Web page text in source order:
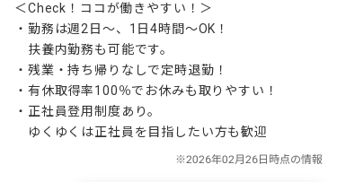
＜Check！ココが働きやすい！＞
・勤務は週2日～、1日4時間～OK！
扶養内勤務も可能です。
・残業・持ち帰りなしで定時退勤！
・有休取得率100％でお休みも取りやすい！
・正社員登用制度あり。
ゆくゆくは正社員を目指したい方も歓迎